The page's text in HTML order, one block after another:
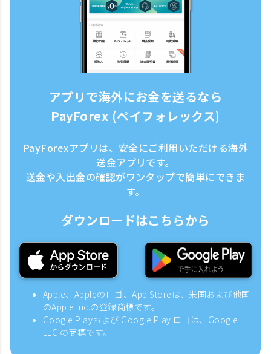
アプリで海外にお金を送るなら
PayForex (ペイフォレックス)
PayForexアプリは、安全にご利用いただける海外
送金アプリです。
送金や入出金の確認がワンタップで簡単にできま
す。
ダウンロードはこちらから
Apple、Appleのロゴ、App Storeは、米国および他国
のApple Inc.の登録商標です。
Google Playおよび Google Play ロゴは、Google
LLC の商標です。